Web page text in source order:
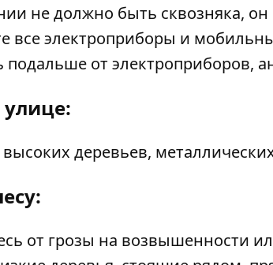
не должно быть сквозняка,
все электроприборы и
подальше от электроприборов,
высоких деревьев,
от грозы на возвышенности